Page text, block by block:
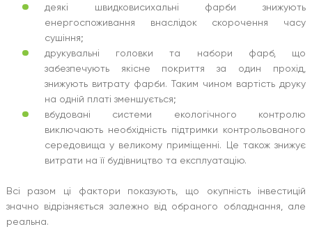
деякі швидковисихальні фарби знижують
енергоспоживання внаслідок скорочення часу
сушіння;
друкувальні головки та набори фарб, що
забезпечують якісне покриття за один прохід,
знижують витрату фарби. Таким чином вартість друку
на одній платі зменшується;
вбудовані системи екологічного контролю
виключають необхідність підтримки контрольованого
середовища у великому приміщенні. Це також знижує
витрати на її будівництво та експлуатацію.
Всі разом ці фактори показують, що окупність інвестицій
значно відрізняється залежно від обраного обладнання, але
реальна.